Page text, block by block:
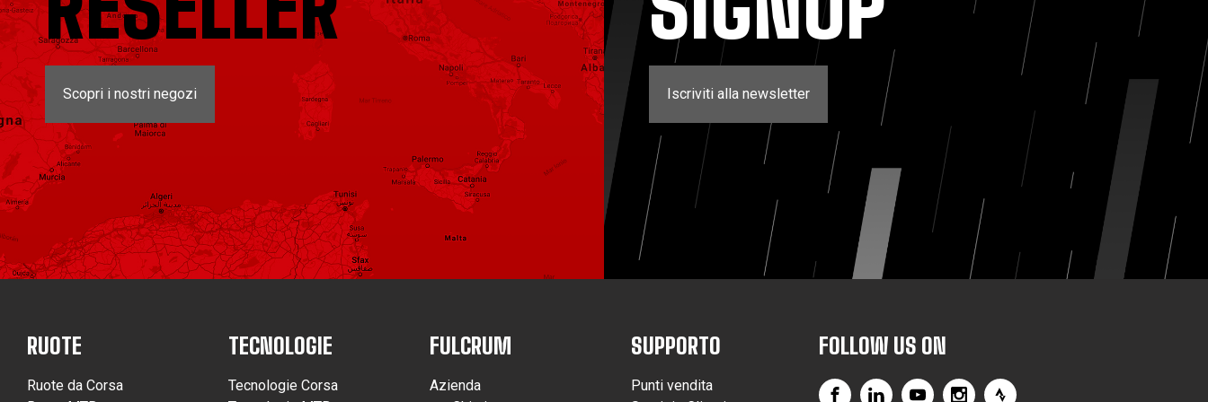
Scopri i nostri negozi Iscriviti alla newsletter
RUOTE
Ruote da Corsa
TECNOLOGIE
Tecnologie Corsa
FULCRUM
Azienda
SUPPORTO
Punti vendita
FOLLOW US ON